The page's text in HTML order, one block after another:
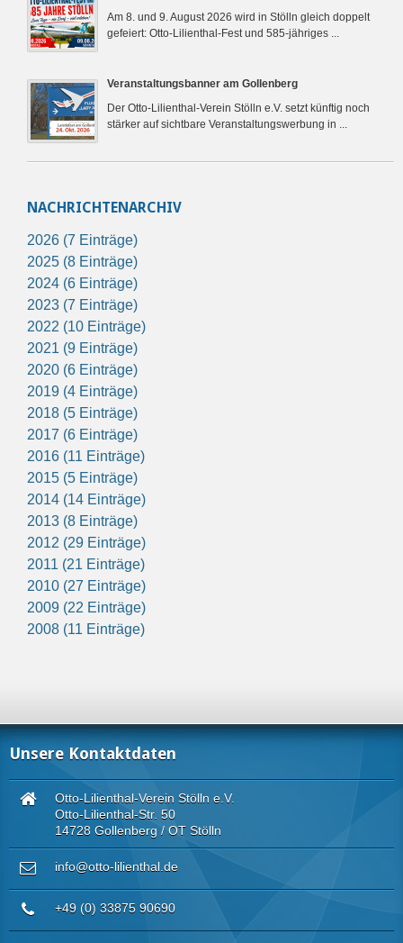
Am 8. und 9. August 2026 wird in Stölln gleich doppelt
gefeiert: Otto-Lilienthal-Fest und 585-jähriges ...
Veranstaltungsbanner am Gollenberg
Der Otto-Lilienthal-Verein Stölln e.V. setzt künftig noch
stärker auf sichtbare Veranstaltungswerbung in ...
NACHRICHTENARCHIV
2026 (7 Einträge)
2025 (8 Einträge)
2024 (6 Einträge)
2023 (7 Einträge)
2022 (10 Einträge)
2021 (9 Einträge)
2020 (6 Einträge)
2019 (4 Einträge)
2018 (5 Einträge)
2017 (6 Einträge)
2016 (11 Einträge)
2015 (5 Einträge)
2014 (14 Einträge)
2013 (8 Einträge)
2012 (29 Einträge)
2011 (21 Einträge)
2010 (27 Einträge)
2009 (22 Einträge)
2008 (11 Einträge)
Unsere Kontaktdaten
Otto-Lilienthal-Verein Stölln e.V.
Otto-Lilienthal-Str. 50
14728 Gollenberg / OT Stölln
info@otto-lilienthal.de
+49 (0) 33875 90690